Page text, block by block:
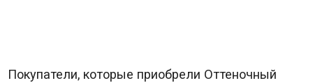
Покупатели, которые приобрели Оттеночный